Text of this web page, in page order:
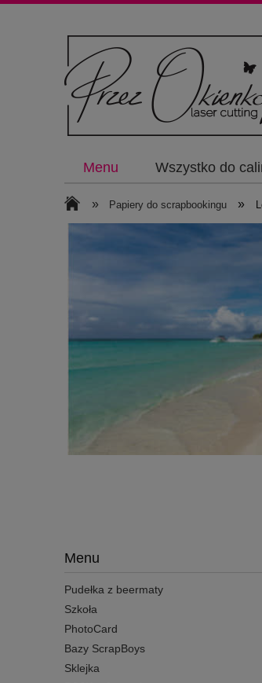
Menu Wszystko do
» Papiery do scrapbookingu »
Menu
Pudełka z beermaty
Szkoła
PhotoCard
Bazy ScrapBoys
Sklejka